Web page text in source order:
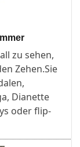
zu sehen,
Zehen.Sie
Dianette
oder flip-